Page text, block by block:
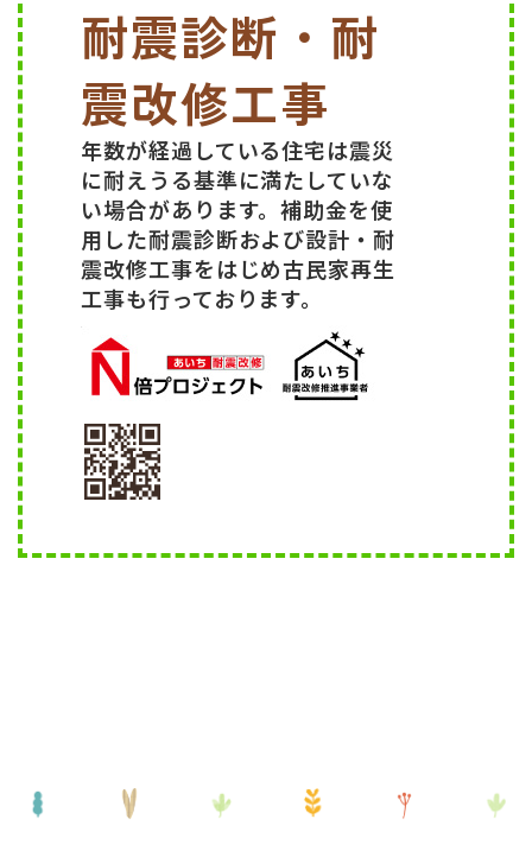
耐震診断・耐
震改修工事
年数が経過している住宅は震災
に耐えうる基準に満たしていな
い場合があります。補助金を使
用した耐震診断および設計・耐
震改修工事をはじめ古民家再生
工事も行っております。